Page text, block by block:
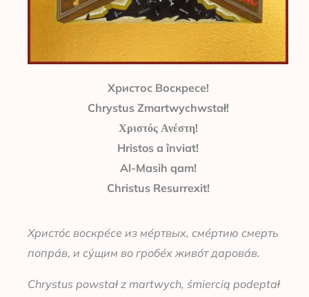
Христос Воскресе!
Chrystus Zmartwychwstał!
Χριστός Ανέστη!
Hristos a înviat!
Al-Masih qam!
Christus Resurrexit!
Христо́с воскре́се из ме́ртвых, сме́ртию смерть
попра́в, и су́щим во гробе́х живо́т дарова́в.
Chrystus powstał z martwych, śmiercią podeptał